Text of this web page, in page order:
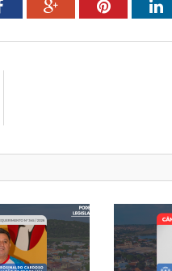
FacebookGoogle+Pinterest